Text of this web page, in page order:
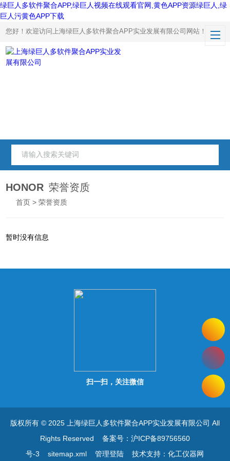
绿巨人多软件聚合APP,绿巨人视频在线观看官网,黄色APP资源绿巨人,绿
巨人污黄色APP下载
您好！欢迎访问上海绿巨人多软件聚合APP实业发展有限公司网站！
HONOR 荣誉资质
首页 > 荣誉资质
暂时没有信息
扫一扫，关注微信
版权所有 © 2025 上海绿巨人多软件聚合APP实业发展有限公司 All
Rights Reserved 备案号：沪ICP备89756560
号-3
sitemap.xml 管理登陆 技术支持：化工仪器网